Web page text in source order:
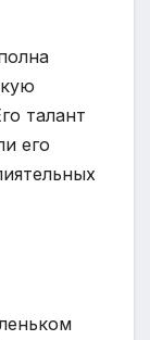
талант
его